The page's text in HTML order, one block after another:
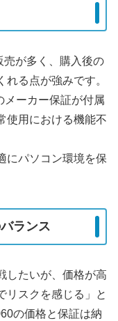
売が多く、購入後の
れる点が強みです。
メーカー保証が付属
使用における機能不
にパソコン環境を保
ランス
したいが、価格が高
リスクを感じる」と
の価格と保証は納